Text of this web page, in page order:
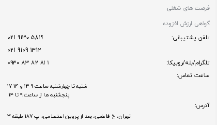
فرصت های شغلی
گواهی ارزش افزوده
تلفن پشتیبانی:
5819 9130 021
1312 9109 021
تلگرام/بله/روبیکا:
۱ ۸۱ ۸۲ ۸۳ ۰۹۳۰
ساعت تماس:
شنبه تا چهارشنبه ساعت ۹-۱۳ و ۱۴-۱۷
پنجشنبه ها از ساعت ۹ تا ۱۴
آدرس:
تهران، خ فاطمی، بعد از پروین اعتصامی، پ 187 طبقه 3